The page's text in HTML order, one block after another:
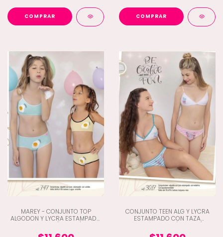
COMPRAR COMPRAR
MAREY - CONJUNTO TOP
ALGODON Y LYCRA ESTAMPADO
CONJUNTO TEEN ALG Y LYCRA
ESTAMPADO CON TAZA